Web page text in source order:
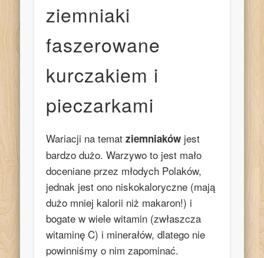
ziemniaki
faszerowane
kurczakiem i
pieczarkami
Wariacji na tematziemniaków jest
bardzo dużo. Warzywo to jest mało
doceniane przez młodych Polaków,
jednak jest ono niskokaloryczne (mają
dużo mniej kalorii niż makaron!) i
bogate w wiele witamin (zwłaszcza
witaminę C) i minerałów, dlatego nie
powinniśmy o nim zapominać.